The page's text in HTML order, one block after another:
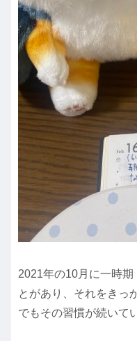
2021年の10月に一時
とがあり、それをきっ
でもその習慣が続いて